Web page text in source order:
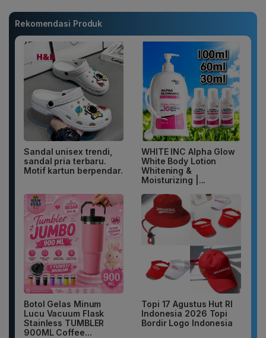
Rekomendasi Produk
Sandal unisex trendi,
sandal pria terbaru.
Motif kartun berpendar.
WHITE INC Alpha Glow
White Body Lotion
Whitening &
Moisturizing |...
Botol Gelas Minum
Lucu Vacuum Flask
Stainless TUMBLER
900ML Coffee...
Topi 17 Agustus Hut RI
Indonesia 2026 Topi
Bordir Logo Indonesia